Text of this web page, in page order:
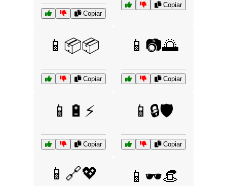
Copiar
Copiar
📱📦📦
Copiar
📱📷🌅
Copiar
📱🔋⚡
Copiar
📱🔒🛡️
Copiar
📱🔗💖 📱🕶️👒